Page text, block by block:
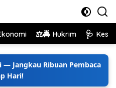
⚖️🚔 Hukrim 🩺
— Jangkau Ribuan Pembaca
Hari!